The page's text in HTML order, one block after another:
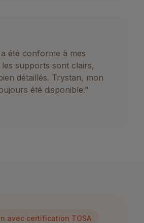
été conforme à mes
supports sont clairs,
détaillés. Trystan, mon
été disponible."
avec certification TOSA